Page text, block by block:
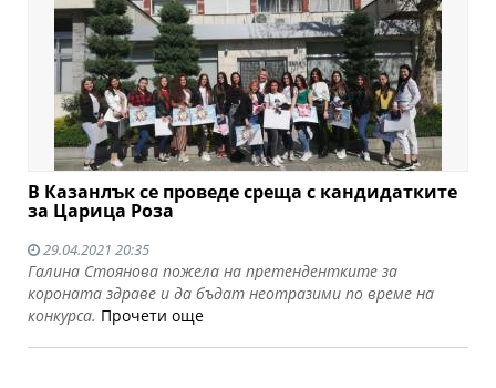
В Казанлък се проведе среща с кандидатките
за Царица Роза
29.04.2021 20:35
Галина Стоянова пожела на претендентките за
короната здраве и да бъдат неотразими по време на
конкурса. Прочети още